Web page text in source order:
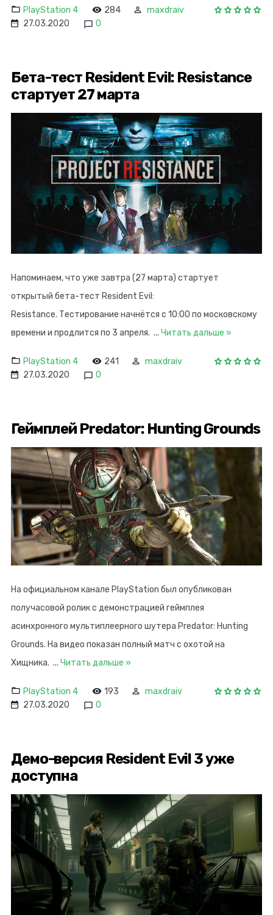
PlayStation 4 284
maxdraiv
27.03.2020
0
Бета-тест Resident Evil: Resistance
стартует 27 марта
Напоминаем, что уже завтра (27 марта) стартует
открытый бета-тест Resident Evil:
Resistance. Тестирование начнётся с 10:00 по московскому
времени и продлится по 3 апреля. ... Читать дальше »
PlayStation 4 241
maxdraiv
27.03.2020
0
Геймплей Predator: Hunting Grounds
На официальном канале PlayStation был опубликован
получасовой ролик с демонстрацией геймплея
асинхронного мультиплеерного шутера Predator: Hunting
Grounds. На видео показан полный матч с охотой на
Хищника. ... Читать дальше »
PlayStation 4 193
maxdraiv
27.03.2020
0
Демо-версия Resident Evil 3 уже
доступна